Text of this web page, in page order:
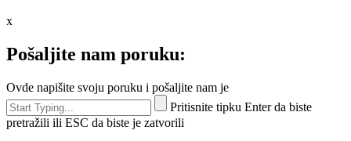
x
Pošaljite nam poruku:
Ovde napišite svoju poruku i pošaljite nam je
Pritisnite tipku Enter da biste
pretražili ili ESC da biste je zatvorili